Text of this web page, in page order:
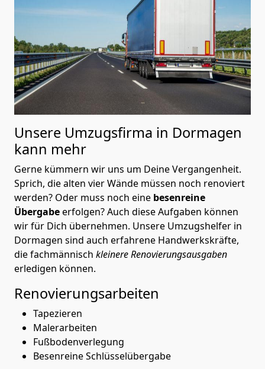
Unsere Umzugsfirma in Dormagen
kann mehr
Gerne kümmern wir uns um Deine Vergangenheit.
Sprich, die alten vier Wände müssen noch renoviert
werden? Oder muss noch eine besenreine
Übergabeerfolgen? Auch diese Aufgaben können
wir für Dich übernehmen. Unsere Umzugshelfer in
Dormagen sind auch erfahrene Handwerkskräfte,
die fachmännisch kleinere Renovierungsausgaben
erledigen können.
Renovierungsarbeiten
Tapezieren
Malerarbeiten
Fußbodenverlegung
Besenreine Schlüsselübergabe